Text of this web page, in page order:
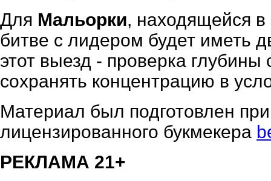
Для Мальорки, находящейся в
битве с лидером будет иметь
этот выезд - проверка глубины
сохранять концентрацию в
Материал был подготовлен
лицензированного букмекера
РЕКЛАМА 21+